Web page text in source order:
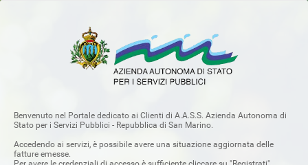
Benvenuto nel Portale dedicato ai Clienti di A.A.S.S. Azienda Autonoma di
Stato per i Servizi Pubblici - Repubblica di San Marino.
Accedendo ai servizi, è possibile avere una situazione aggiornata delle
fatture emesse.